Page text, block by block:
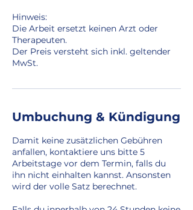
Hinweis:
Die Arbeit ersetzt keinen Arzt oder
Therapeuten.
Der Preis versteht sich inkl. geltender
MwSt.
Umbuchung & Kündigung
Damit keine zusätzlichen Gebühren
anfallen, kontaktiere uns bitte 5
Arbeitstage vor dem Termin, falls du
ihn nicht einhalten kannst. Ansonsten
wird der volle Satz berechnet.